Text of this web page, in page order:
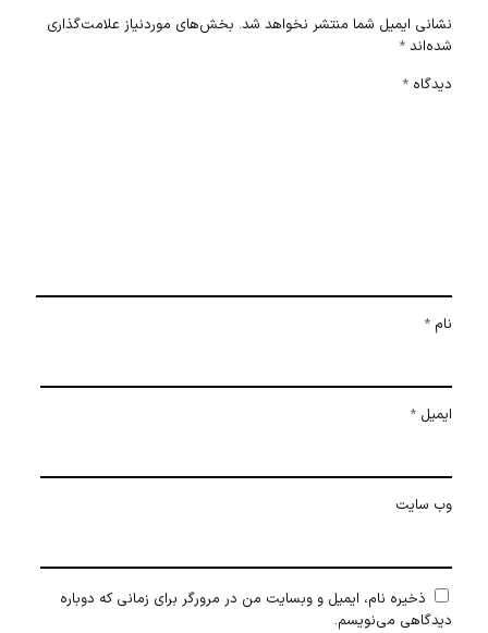
نشانی ایمیل شما منتشر نخواهد شد. بخش‌های موردنیاز علامت‌گذاری
شده‌اند *
دیدگاه *
نام *
ایمیل *
وب‌ سایت
ذخیره نام، ایمیل و وبسایت من در مرورگر برای زمانی که دوباره
دیدگاهی می‌نویسم.